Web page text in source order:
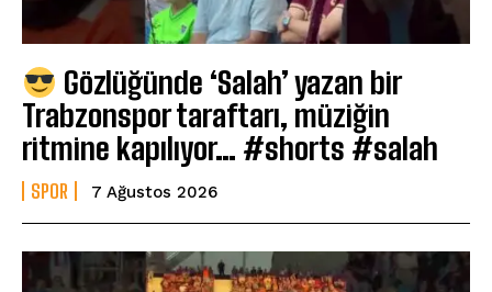
Gözlüğünde ‘Salah’ yazan bir
Trabzonspor taraftarı, müziğin
ritmine kapılıyor… #shorts #salah
SPOR 7 Ağustos 2026